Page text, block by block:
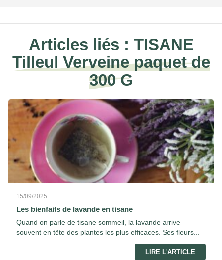
Articles liés : TISANE
Tilleul Verveine paquet de
300 G
15/09/2025
Les bienfaits de lavande en tisane
Quand on parle de tisane sommeil, la lavande arrive
souvent en tête des plantes les plus efficaces. Ses fleurs...
LIRE L'ARTICLE